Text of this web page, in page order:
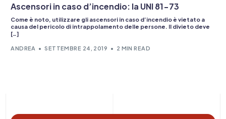
Ascensori in caso d’incendio: la UNI 81-73
Come è noto, utilizzare gli ascensori in caso d’incendio è vietato a
causa del pericolo di intrappolamento delle persone. Il divieto deve
[…]
ANDREA SETTEMBRE 24, 2019 2 MIN READ